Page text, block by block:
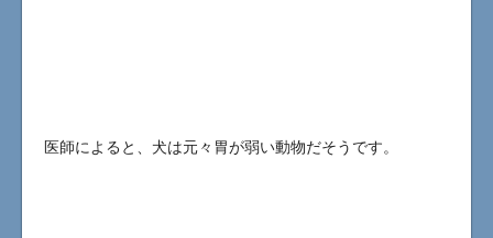
医師によると、犬は元々胃が弱い動物だそうです。